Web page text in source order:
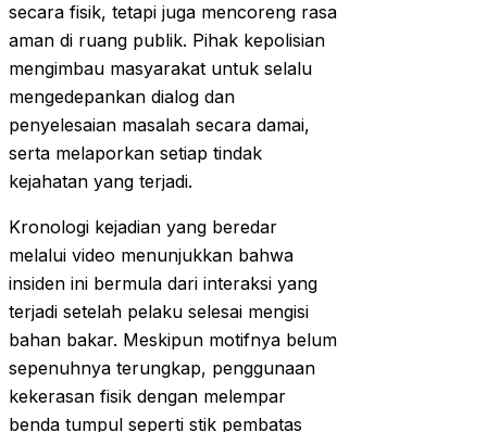
secara fisik, tetapi juga mencoreng rasa
aman di ruang publik. Pihak kepolisian
mengimbau masyarakat untuk selalu
mengedepankan dialog dan
penyelesaian masalah secara damai,
serta melaporkan setiap tindak
kejahatan yang terjadi.
Kronologi kejadian yang beredar
melalui video menunjukkan bahwa
insiden ini bermula dari interaksi yang
terjadi setelah pelaku selesai mengisi
bahan bakar. Meskipun motifnya belum
sepenuhnya terungkap, penggunaan
kekerasan fisik dengan melempar
benda tumpul seperti stik pembatas